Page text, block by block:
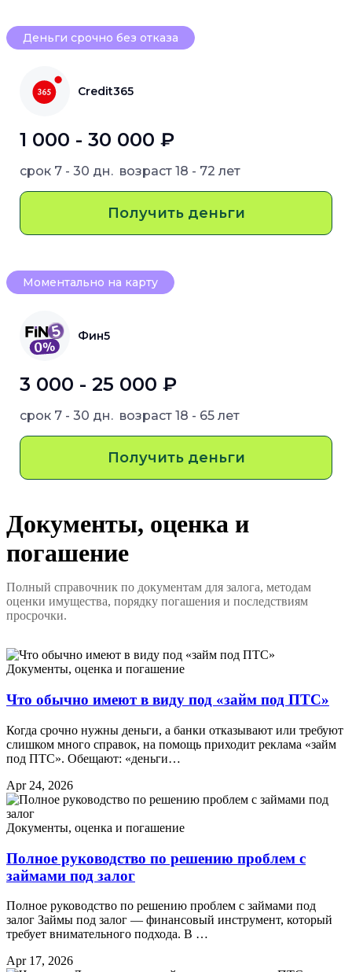
Деньги срочно без отказа
Credit365
1 000 - 30 000 ₽
срок 7 - 30 дн. возраст 18 - 72 лет
Получить деньги
Моментально на карту
Фин5
3 000 - 25 000 ₽
срок 7 - 30 дн. возраст 18 - 65 лет
Получить деньги
Документы, оценка и
погашение
Полный справочник по документам для залога, методам
оценки имущества, порядку погашения и последствиям
просрочки.
Документы, оценка и погашение
Что обычно имеют в виду под «займ под ПТС»
Когда срочно нужны деньги, а банки отказывают или требуют
слишком много справок, на помощь приходит реклама «займ
под ПТС». Обещают: «деньги…
Apr 24, 2026
Документы, оценка и погашение
Полное руководство по решению проблем с
займами под залог
Полное руководство по решению проблем с займами под
залог Займы под залог — финансовый инструмент, который
требует внимательного подхода. В …
Apr 17, 2026